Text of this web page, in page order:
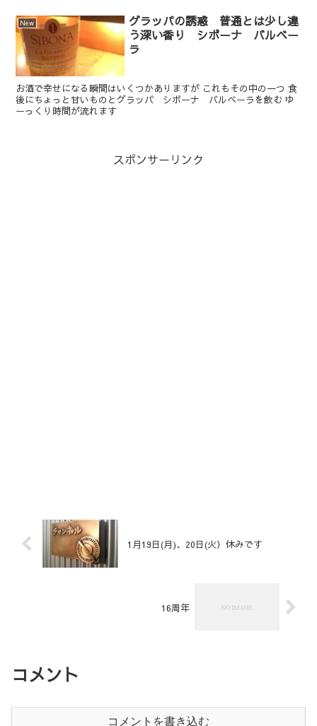
New
グラッパの誘惑 普通とは少し違
う深い香り シボーナ バルベー
ラ
お酒で幸せになる瞬間はいくつかありますが これもその中の一つ 食
後にちょっと甘いものとグラッパ シボーナ バルベーラを飲む ゆ
ーっくり時間が流れます
スポンサーリンク
1月19日(月)、20日(火）休みです
16周年
コメント
コメントを書き込む